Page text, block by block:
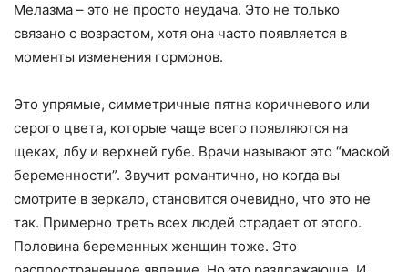
Мелазма – это не просто неудача. Это не только
связано с возрастом, хотя она часто появляется в
моменты изменения гормонов.
Это упрямые, симметричные пятна коричневого или
серого цвета, которые чаще всего появляются на
щеках, лбу и верхней губе. Врачи называют это “маской
беременности”. Звучит романтично, но когда вы
смотрите в зеркало, становится очевидно, что это не
так. Примерно треть всех людей страдает от этого.
Половина беременных женщин тоже. Это